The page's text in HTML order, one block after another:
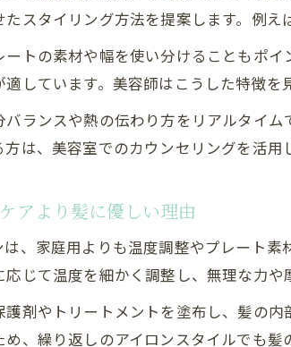
アイロン専
美容室アイロ
自宅ケアと美
美容室帰りの仕上
美容室仕上げ
自宅でできる
持続力アップ
美容室アイ
摩擦と熱ダメー
美容室で教
スタイリング方法を提案します。例
ートの素材や幅を使い分けることもポ
しています。美容師はこうした特徴を
ランスや熱の伝わり方をリアルタイ
は、美容室でのカウンセリングを活用
アより髪に優しい理由
、家庭用よりも温度調整やプレート
じて温度を細かく調整し、無理な力
護剤やトリートメントを塗布し、髪の
、繰り返しのアイロンスタイルでも髪